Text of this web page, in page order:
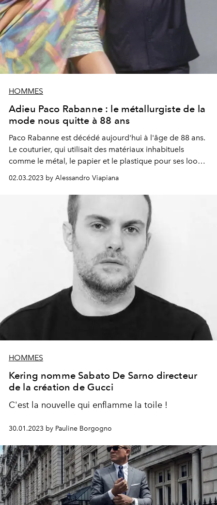
HOMMES
Adieu Paco Rabanne : le métallurgiste de la
mode nous quitte à 88 ans
Paco Rabanne est décédé aujourd'hui à l'âge de 88 ans.
Le couturier, qui utilisait des matériaux inhabituels
comme le métal, le papier et le plastique pour ses looks,
a été rebaptisé par Coco Chanel pour cette raison
comme le « métallurgiste de la mode ».
02.03.2023 by Alessandro Viapiana
HOMMES
Kering nomme Sabato De Sarno directeur
de la création de Gucci
C'est la nouvelle qui enflamme la toile !
30.01.2023 by Pauline Borgogno